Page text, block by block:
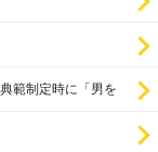
範制定時に「男を